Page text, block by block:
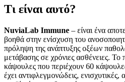
Τι είναι αυτό?
NuviaLab Immune – είναι ένα
βοηθά στην ενίσχυση του
πρόληψη της ανάπτυξης οξέων
μετάβασης σε χρόνιες ασθένειες. Το
κάψουλες που περιέχουν 60
έχει αντιφλεγμονώδεις, ενισχυτικές,